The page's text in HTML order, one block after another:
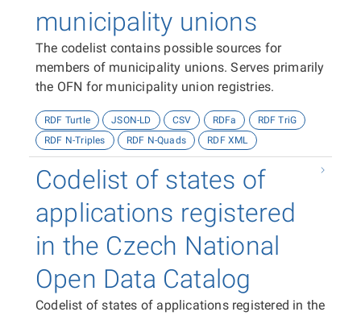
municipality unions
The codelist contains possible sources for
members of municipality unions. Serves primarily
the OFN for municipality union registries.
RDF Turtle JSON-LD CSV RDFa
RDF TriG
RDF N-Triples
RDF N-Quads RDF XML
Codelist of states of
applications registered
in the Czech National
Open Data Catalog
Codelist of states of applications registered in the